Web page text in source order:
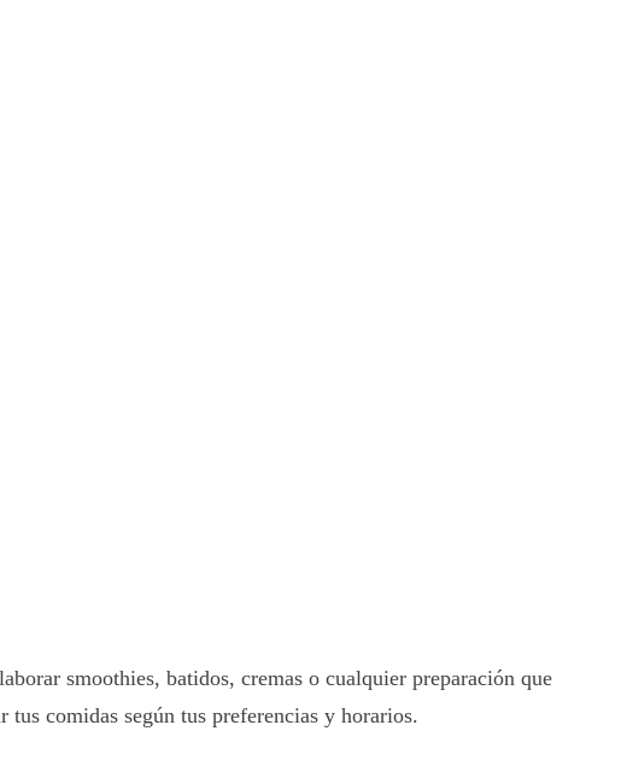
smoothies, batidos, cremas o cualquier preparación que
comidas según tus preferencias y horarios.